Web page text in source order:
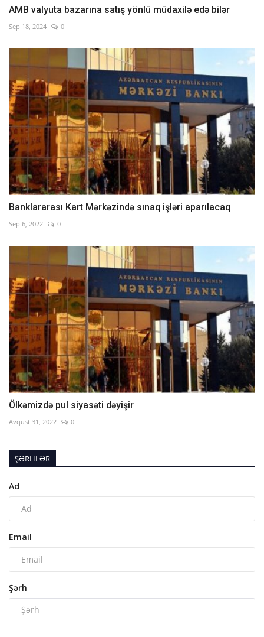
AMB valyuta bazarına satış yönlü müdaxilə edə bilər
Sep 18, 2024 0
Banklararası Kart Mərkəzində sınaq işləri aparılacaq
Sep 6, 2022 0
Ölkəmizdə pul siyasəti dəyişir
Avqust 31, 2022 0
ŞƏRHLƏR
Ad
Email
Şərh